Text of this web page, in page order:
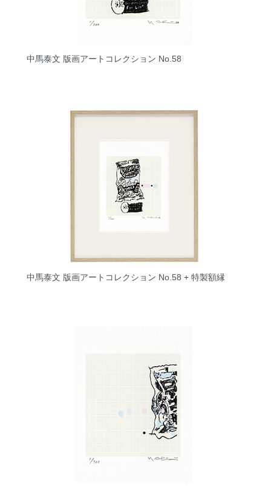
中馬泰文 版画アートコレクション No.58
中馬泰文 版画アートコレクション No.58 + 特製額縁